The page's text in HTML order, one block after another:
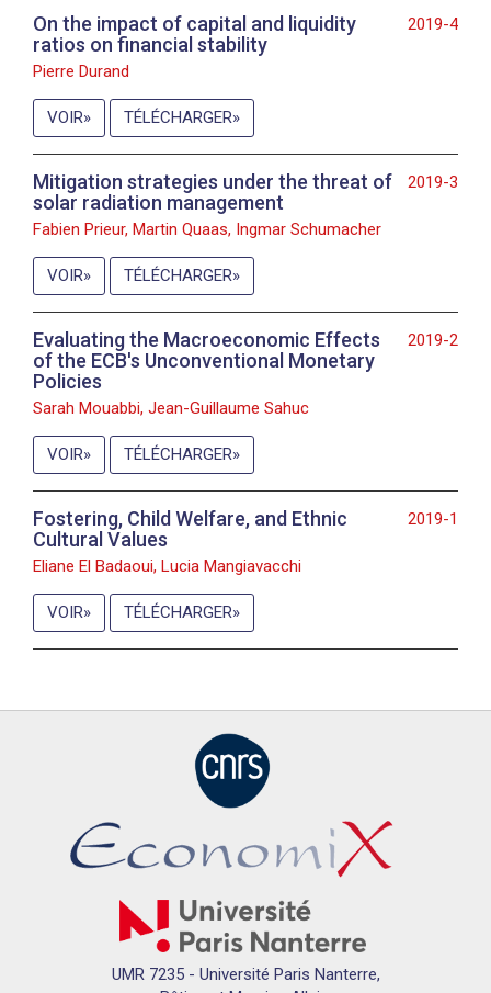
2019-4
On the impact of capital and liquidity
ratios on financial stability
Pierre Durand
VOIR TÉLÉCHARGER
2019-3
Mitigation strategies under the threat of
solar radiation management
Fabien Prieur, Martin Quaas, Ingmar Schumacher
VOIR TÉLÉCHARGER
2019-2
Evaluating the Macroeconomic Effects
of the ECB's Unconventional Monetary
Policies
Sarah Mouabbi, Jean-Guillaume Sahuc
VOIR TÉLÉCHARGER
2019-1
Fostering, Child Welfare, and Ethnic
Cultural Values
Eliane El Badaoui, Lucia Mangiavacchi
VOIR TÉLÉCHARGER
UMR 7235 - Université Paris Nanterre,